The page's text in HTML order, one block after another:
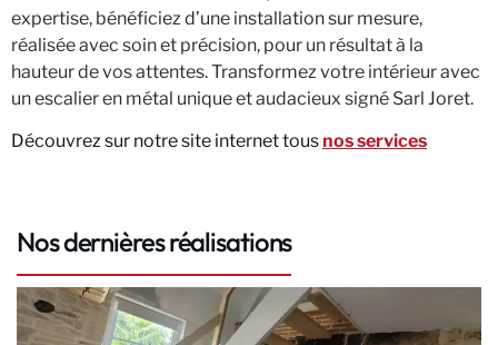
expertise, bénéficiez d’une installation sur mesure,
réalisée avec soin et précision, pour un résultat à la
hauteur de vos attentes. Transformez votre intérieur avec
un escalier en métal unique et audacieux signé Sarl Joret.
Découvrez sur notre site internet tousnos services
Nos dernières réalisations